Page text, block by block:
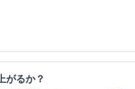
がるか？